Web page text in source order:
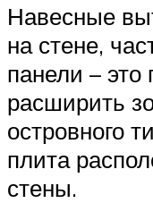
Навесные
на стене,
панели – это
расширить
островного
плита
стены.